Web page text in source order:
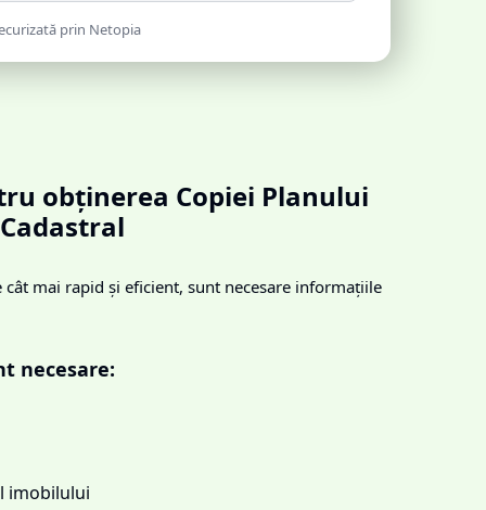
prin Netopia
obținerea Copiei Planului
Cadastral
cât mai rapid și eficient, sunt necesare informațiile
necesare:
imobilului